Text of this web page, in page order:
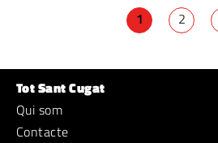
1 2
Tot Sant Cugat
Qui som
Contacte